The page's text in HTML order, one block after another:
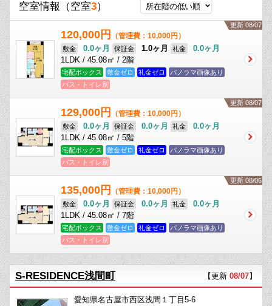
空室情報 （空室3）
更新 08/07
120,000円 （管理費：10,000円）
敷金 0.0ヶ月 保証金 1.0ヶ月 礼金
0.0ヶ月
1LDK / 45.08㎡ / 2階
宅配ボックス 敷金ゼロ 礼金ゼロ
パノラマ画像あり
バス・トイレ別
更新 08/07
129,000円 （管理費：10,000円）
敷金 0.0ヶ月 保証金 0.0ヶ月 礼金
0.0ヶ月
1LDK / 45.08㎡ / 5階
宅配ボックス 敷金ゼロ 礼金ゼロ
パノラマ画像あり
バス・トイレ別
更新 08/06
135,000円 （管理費：10,000円）
敷金 0.0ヶ月 保証金 0.0ヶ月 礼金
0.0ヶ月
1LDK / 45.08㎡ / 7階
宅配ボックス 敷金ゼロ 礼金ゼロ
パノラマ画像あり
バス・トイレ別
S-RESIDENCE浅間町 【更新 08/07】
愛知県名古屋市西区浅間１丁目5-6